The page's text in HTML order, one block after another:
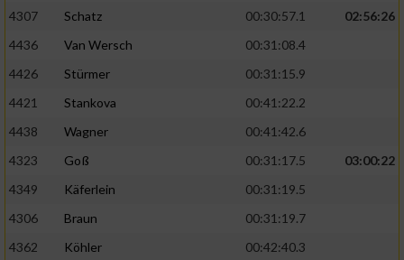
4307
Schatz 00:30:57.1
02:56:26
4436
Van Wersch
00:31:08.4
4426
Stürmer
00:31:15.9
4421
Stankova
00:41:22.2
4438
Wagner
00:41:42.6
4323
Goß 00:31:17.5
03:00:22
4349
Käferlein
00:31:19.5
4306
Braun
00:31:19.7
4362
Köhler 00:42:40.3